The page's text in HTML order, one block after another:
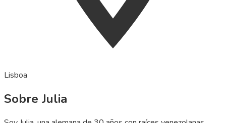
Lisboa
Sobre Julia